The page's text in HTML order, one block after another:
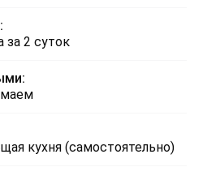
за 2 суток
кухня (самостоятельно)